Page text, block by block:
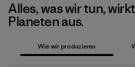
Alles, was wir tun,
Planeten aus.
Wie wir produzieren